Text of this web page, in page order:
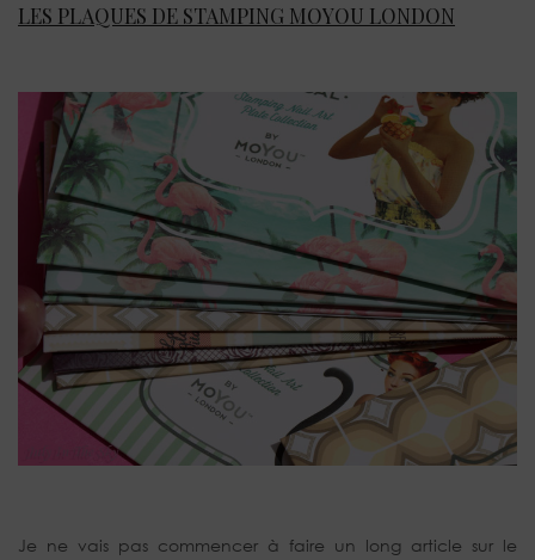
LES PLAQUES DE STAMPING MOYOU LONDON
Je ne vais pas commencer à faire un long article sur le